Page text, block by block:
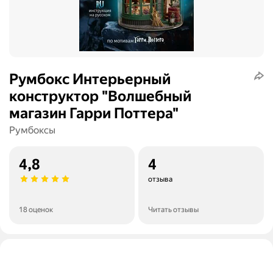
Румбокс Интерьерный
конструктор "Волшебный
магазин Гарри Поттера"
Румбоксы
4,8
18 оценок
4
отзыва
Читать отзывы